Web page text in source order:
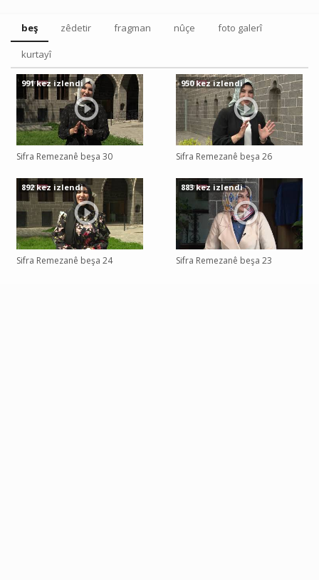
beş zêdetir fragman nûçe foto galerî
kurtayî
Sifra Remezanê beşa 30
991 kez izlendi
Sifra Remezanê beşa 26
950 kez izlendi
Sifra Remezanê beşa 24
892 kez izlendi
Sifra Remezanê beşa 23
883 kez izlendi